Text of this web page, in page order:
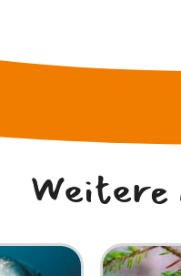
Weitere